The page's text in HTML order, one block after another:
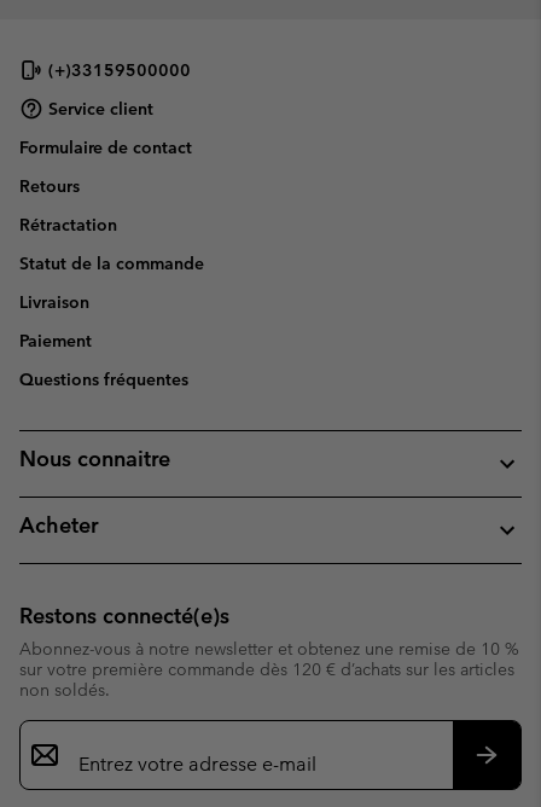
(+)33159500000
Service client
Formulaire de contact
Retours
Rétractation
Statut de la commande
Livraison
Paiement
Questions fréquentes
Nous connaitre
Acheter
Restons connecté(e)s
Abonnez-vous à notre newsletter et obtenez une remise de 10 %
sur votre première commande dès 120 € d’achats sur les articles
non soldés.
Inscription
par
e-